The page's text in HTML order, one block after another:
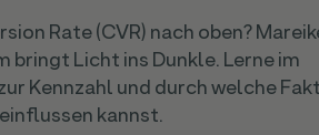
Rate (CVR) nach oben?
bringt Licht ins Dunkle. Lerne im
Kennzahl und durch welche
kannst.